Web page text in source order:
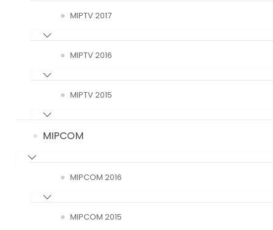
MIPTV 2017
MIPTV 2016
MIPTV 2015
MIPCOM
MIPCOM 2016
MIPCOM 2015